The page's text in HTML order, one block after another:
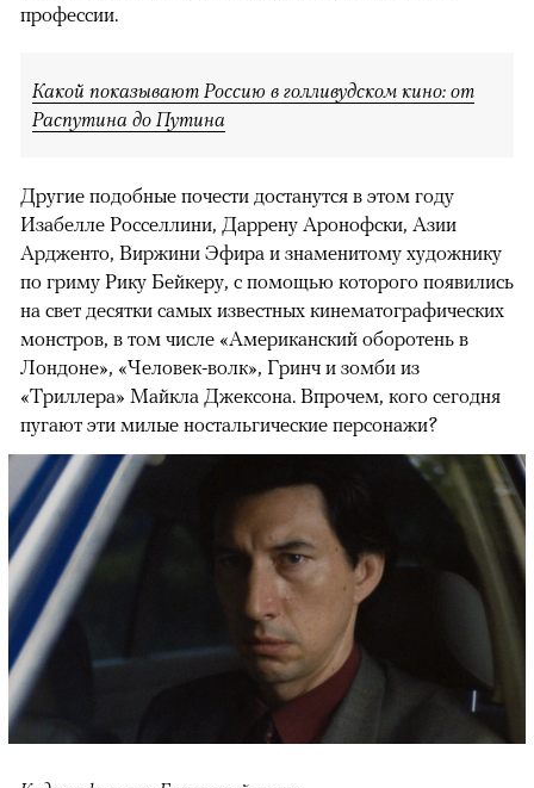
профессии.
Какой показывают Россию в голливудском кино: от
Распутина до Путина
Другие подобные почести достанутся в этом году
Изабелле Росселлини, Даррену Аронофски, Азии
Ардженто, Виржини Эфира и знаменитому художнику
по гриму Рику Бейкеру, с помощью которого появились
на свет десятки самых известных кинематографических
монстров, в том числе «Американский оборотень в
Лондоне», «Человек-волк», Гринч и зомби из
«Триллера» Майкла Джексона. Впрочем, кого сегодня
пугают эти милые ностальгические персонажи?